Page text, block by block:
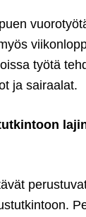
työtä
ja sairaalat.